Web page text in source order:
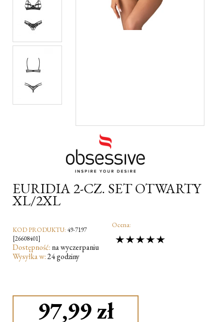
EURIDIA 2-CZ. SET OTWARTY
XL/2XL
KOD PRODUKTU: 49-7197
[26608401]
Dostępność: na wyczerpaniu
Wysyłka w:24 godziny
Ocena:
97,99 zł